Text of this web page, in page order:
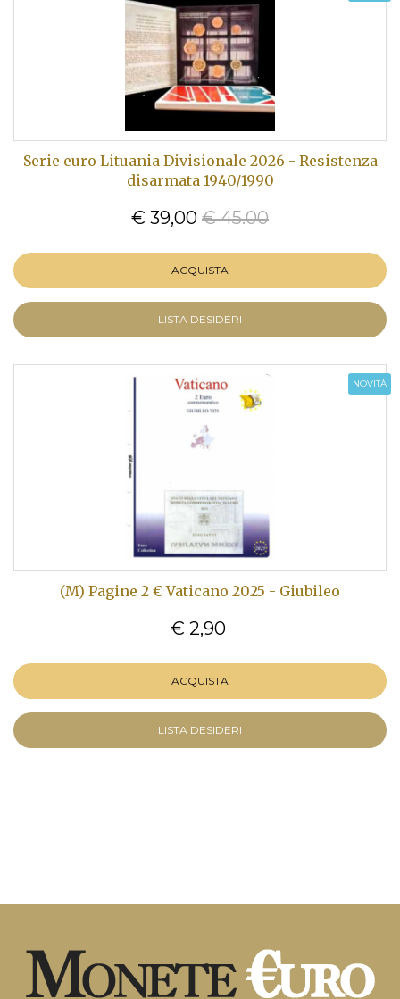
Serie euro Lituania Divisionale 2026 - Resistenza
disarmata 1940/1990
€ 39,00 € 45.00
ACQUISTA
LISTA DESIDERI
NOVITÀ
(M) Pagine 2 € Vaticano 2025 - Giubileo
€ 2,90
ACQUISTA
LISTA DESIDERI